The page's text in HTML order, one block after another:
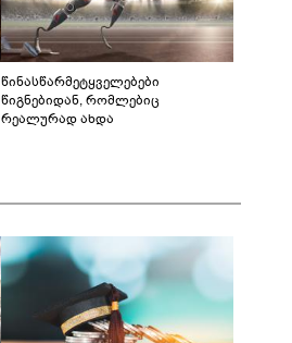
წინასწარმეტყველებები
წიგნებიდან, რომლებიც
რეალურად ახდა